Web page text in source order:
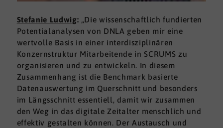
Stefanie Ludwig: „Die wissenschaftlich fundierten
Potentialanalysen von DNLA geben mir eine
wertvolle Basis in einer interdisziplinären
Konzernstruktur Mitarbeitende in SCRUMS zu
organisieren und zu entwickeln. In diesem
Zusammenhang ist die Benchmark basierte
Datenauswertung im Querschnitt und besonders
im Längsschnitt essentiell, damit wir zusammen
den Weg in das digitale Zeitalter menschlich und
effektiv gestalten können. Der Austausch und